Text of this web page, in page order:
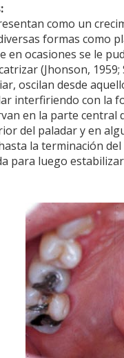
como un
formas como
en ocasiones se le
(Jhonson,
oscilan desde
interfiriendo con la
en la parte central
del paladar y en
la terminación
para luego